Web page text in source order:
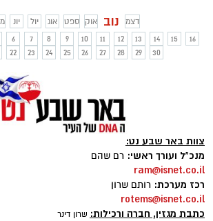
בסיבוב הקודם
מהלאומית.
יונ יול אוג ספט אוק נוב
דצמ
6 7 8 9 10 11 12 13 14 15
16
22 23 24 25 26 27 28 29 30
צוות באר שבע נט:
מנכ"ל ועורך ראשי: רם שהם
ram@isnet.co.il
רכז מערכת: רותם שרון
rotems@isnet.co.il
כתבת מגזין, חברה ורכילות: שרון דינר